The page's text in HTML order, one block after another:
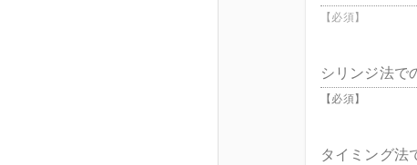
【必須】
シリンジ法で
【必須】
タイミング法